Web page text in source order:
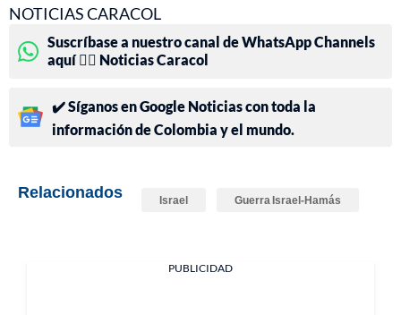
NOTICIAS CARACOL
Suscríbase a nuestro canal de WhatsApp Channels
aquí 👉🏻 Noticias Caracol
✔️ Síganos en Google Noticias con toda la
información de Colombia y el mundo.
Relacionados Israel Guerra Israel-Hamás
PUBLICIDAD